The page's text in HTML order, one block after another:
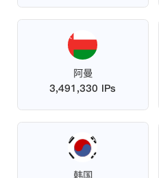
阿曼
3,491,330 IPs